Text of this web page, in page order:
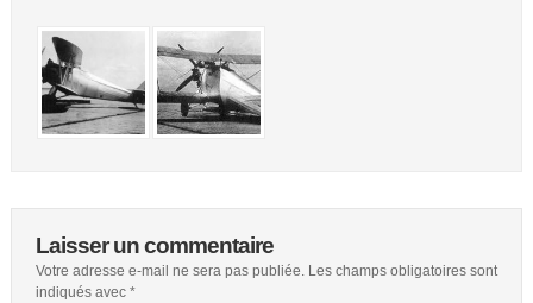
Laisser un commentaire
Votre adresse e-mail ne sera pas publiée. Les champs obligatoires sont
indiqués avec *